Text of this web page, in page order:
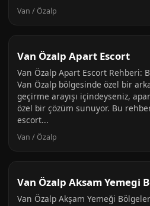
Van / Özalp
Van Özalp Apart Escort
Van Özalp Apart Escort Rehberi:
Van Özalp bölgesinde özel bir
geçirme arayışı içindeyseniz,
özel bir çözüm sunuyor. Bu
escort...
Van / Özalp
Van Özalp Aksam Yemegi
Van Özalp Akşam Yemeği